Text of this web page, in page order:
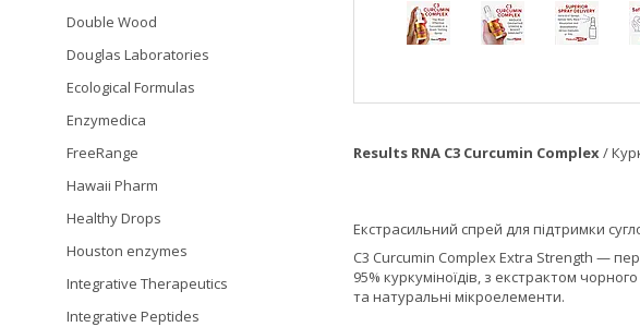
Results RNA C3 Curcumin Complex/
Екстрасильний спрей для підтримки
C3 Curcumin Complex Extra Strength —
95% куркуміноїдів, з екстрактом
та натуральні мікроелементи.
Double Wood
Douglas Laboratories
Ecological Formulas
Enzymedica
FreeRange
Hawaii Pharm
Healthy Drops
Houston enzymes
Integrative Therapeutics
Integrative Peptides